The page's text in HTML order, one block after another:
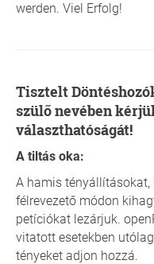
werden. Viel Erfolg!
Tisztelt Döntéshozók ! Gyermekeink és minden
szülő nevében
választhatóságát!
A tiltás oka:
A hamis
félrevezető módon
petíciókat lezárjuk.
vitatott esetekben
tényeket adjon hozzá.